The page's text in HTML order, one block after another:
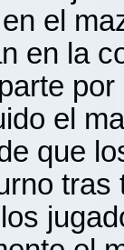
el
en la
el
que